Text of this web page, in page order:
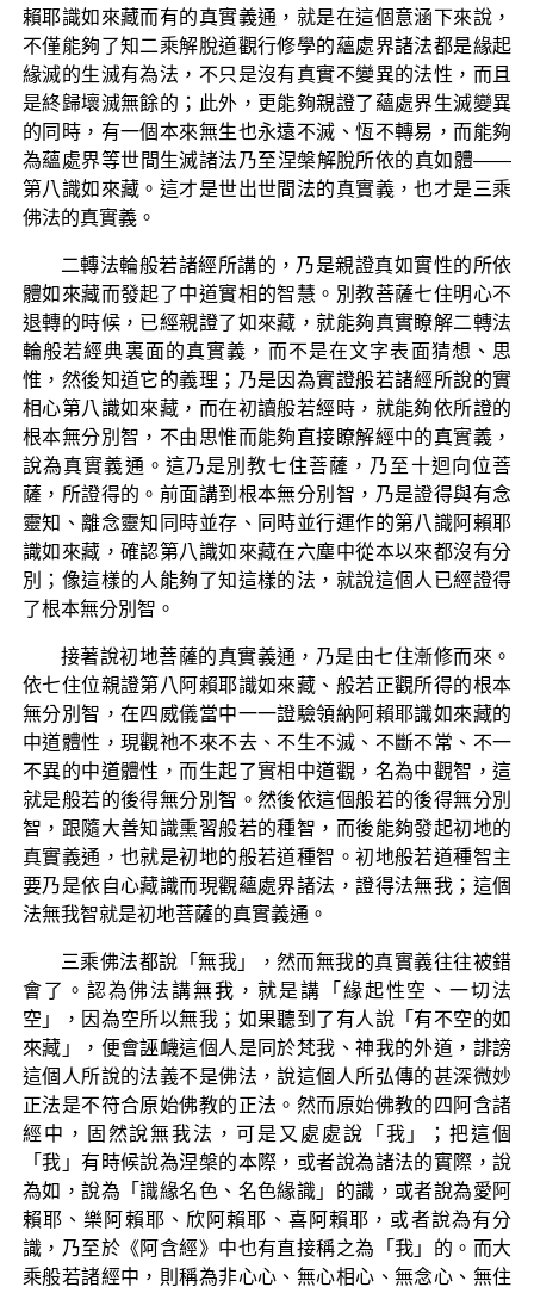
賴耶識如來藏而有的真實義通，就是在這個意涵下來說，
不僅能夠了知二乘解脫道觀行修學的蘊處界諸法都是緣起
緣滅的生滅有為法，不只是沒有真實不變異的法性，而且
是終歸壞滅無餘的；此外，更能夠親證了蘊處界生滅變異
的同時，有一個本來無生也永遠不滅、恆不轉易，而能夠
為蘊處界等世間生滅諸法乃至涅槃解脫所依的真如體——
第八識如來藏。這才是世出世間法的真實義，也才是三乘
佛法的真實義。
二轉法輪般若諸經所講的，乃是親證真如實性的所依
體如來藏而發起了中道實相的智慧。別教菩薩七住明心不
退轉的時候，已經親證了如來藏，就能夠真實瞭解二轉法
輪般若經典裏面的真實義，而不是在文字表面猜想、思
惟，然後知道它的義理；乃是因為實證般若諸經所說的實
相心第八識如來藏，而在初讀般若經時，就能夠依所證的
根本無分別智，不由思惟而能夠直接瞭解經中的真實義，
說為真實義通。這乃是別教七住菩薩，乃至十迴向位菩
薩，所證得的。前面講到根本無分別智，乃是證得與有念
靈知、離念靈知同時並存、同時並行運作的第八識阿賴耶
識如來藏，確認第八識如來藏在六塵中從本以來都沒有分
別；像這樣的人能夠了知這樣的法，就說這個人已經證得
了根本無分別智。
接著說初地菩薩的真實義通，乃是由七住漸修而來。
依七住位親證第八阿賴耶識如來藏、般若正觀所得的根本
無分別智，在四威儀當中一一證驗領納阿賴耶識如來藏的
中道體性，現觀祂不來不去、不生不滅、不斷不常、不一
不異的中道體性，而生起了實相中道觀，名為中觀智，這
就是般若的後得無分別智。然後依這個般若的後得無分別
智，跟隨大善知識熏習般若的種智，而後能夠發起初地的
真實義通，也就是初地的般若道種智。初地般若道種智主
要乃是依自心藏識而現觀蘊處界諸法，證得法無我；這個
法無我智就是初地菩薩的真實義通。
三乘佛法都說「無我」，然而無我的真實義往往被錯
會了。認為佛法講無我，就是講「緣起性空、一切法
空」，因為空所以無我；如果聽到了有人說「有不空的如
來藏」，便會誣衊這個人是同於梵我、神我的外道，誹謗
這個人所說的法義不是佛法，說這個人所弘傳的甚深微妙
正法是不符合原始佛教的正法。然而原始佛教的四阿含諸
經中，固然說無我法，可是又處處說「我」；把這個
「我」有時候說為涅槃的本際，或者說為諸法的實際，說
為如，說為「識緣名色、名色緣識」的識，或者說為愛阿
賴耶、樂阿賴耶、欣阿賴耶、喜阿賴耶，或者說為有分
識，乃至於《阿含經》中也有直接稱之為「我」的。而大
乘般若諸經中，則稱為非心心、無心相心、無念心、無住